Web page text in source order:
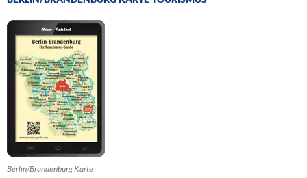
Berlin/Brandenburg Karte